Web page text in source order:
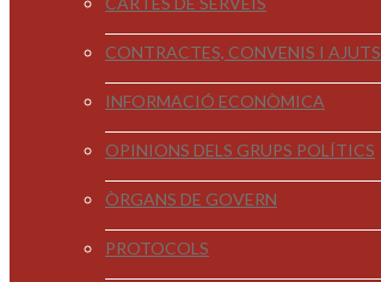
CONTRACTES, CONVENIS I AJUTS
INFORMACIÓ ECONÒMICA
OPINIONS DELS GRUPS POLÍTICS
ÒRGANS DE GOVERN
PROTOCOLS